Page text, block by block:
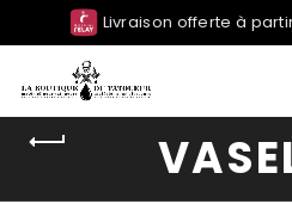
Livraison offerte à